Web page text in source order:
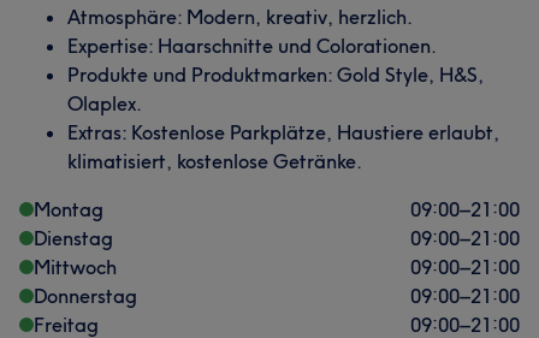
Atmosphäre: Modern, kreativ, herzlich.
Expertise: Haarschnitte und Colorationen.
Produkte und Produktmarken: Gold Style, H&S,
Olaplex.
Extras: Kostenlose Parkplätze, Haustiere erlaubt,
klimatisiert, kostenlose Getränke.
Montag
09:00–21:00
Dienstag
09:00–21:00
Mittwoch
09:00–21:00
Donnerstag
09:00–21:00
Freitag
09:00–21:00